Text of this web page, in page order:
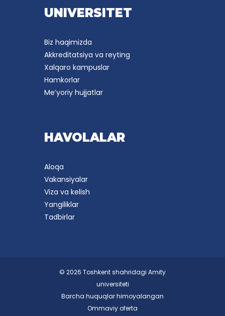
UNIVERSITET
Biz haqimizda
Akkreditatsiya va reyting
Xalqaro kampuslar
Hamkorlar
Me’yoriy hujjatlar
HAVOLALAR
Aloqa
Vakansiyalar
Viza va kelish
Yangiliklar
Tadbirlar
© 2026 Toshkent shahridagi Amity
universiteti
Barcha huquqlar himoyalangan
Ommaviy oferta